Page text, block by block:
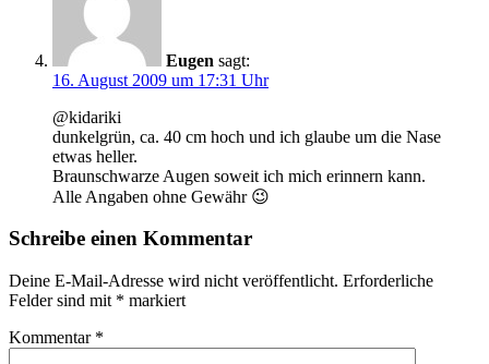
Eugen sagt:
16. August 2009 um 17:31 Uhr
@kidariki
dunkelgrün, ca. 40 cm hoch und ich glaube um die Nase
etwas heller.
Braunschwarze Augen soweit ich mich erinnern kann.
Alle Angaben ohne Gewähr 😉
Schreibe einen Kommentar
Deine E-Mail-Adresse wird nicht veröffentlicht. Erforderliche
Felder sind mit * markiert
Kommentar *